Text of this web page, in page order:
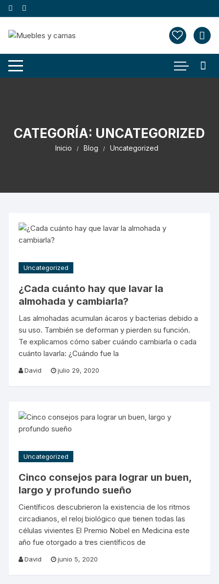
Saltar
al
contenido
CATEGORÍA: UNCATEGORIZED
Inicio Blog Uncategorized
Uncategorized
¿Cada cuánto hay que lavar la
almohada y cambiarla?
Las almohadas acumulan ácaros y bacterias debido a
su uso. También se deforman y pierden su función.
Te explicamos cómo saber cuándo cambiarla o cada
cuánto lavarla: ¿Cuándo fue la
David julio 29, 2020
Uncategorized
Cinco consejos para lograr un buen,
largo y profundo sueño
Científicos descubrieron la existencia de los ritmos
circadianos, el reloj biológico que tienen todas las
células vivientes El Premio Nobel en Medicina este
año fue otorgado a tres científicos de
David junio 5, 2020